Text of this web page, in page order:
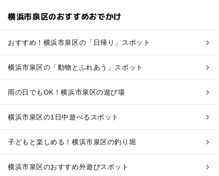
横浜市泉区のおすすめおでかけ
おすすめ！横浜市泉区の「日帰り」スポット
横浜市泉区の「動物とふれあう」スポット
雨の日でもOK！横浜市泉区の遊び場
横浜市泉区の1日中遊べるスポット
子どもと楽しめる！横浜市泉区の釣り堀
横浜市泉区のおすすめ外遊びスポット